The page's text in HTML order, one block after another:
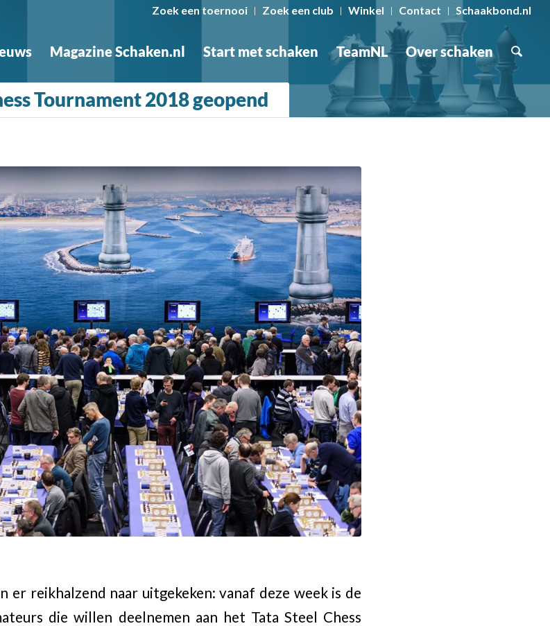
Zoek een toernooi Zoek een club Winkel Contact Schaakbond.nl
Magazine Schaken.nl Start met schaken TeamNL Over schaken
Tournament 2018 geopend
er reikhalzend naar uitgekeken: vanaf deze week is de
die willen deelnemen aan het Tata Steel Chess